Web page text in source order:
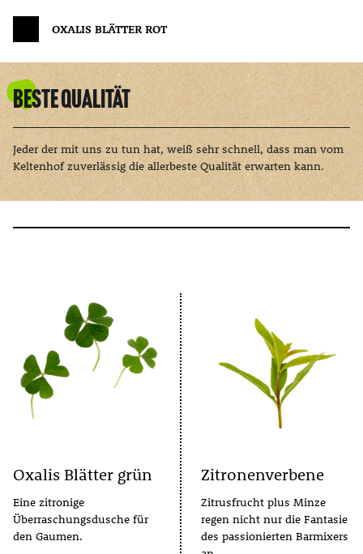
OXALIS BLÄTTER ROT
Beste Qualität
Jeder der mit uns zu tun hat, weiß sehr schnell, dass man vom
Keltenhof zuverlässig die allerbeste Qualität erwarten kann.
Oxalis Blätter grün
Eine zitronige
Überraschungsdusche für
den Gaumen.
Zitronenverbene
Zitrusfrucht plus Minze
regen nicht nur die Fantasie
des passionierten Barmixers